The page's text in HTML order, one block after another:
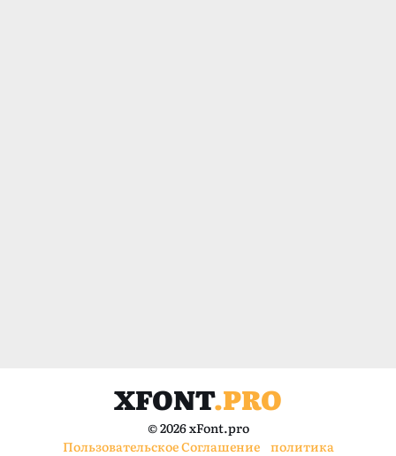
XFONT.PRO
© 2026 xFont.pro
Пользовательское Соглашение
политика